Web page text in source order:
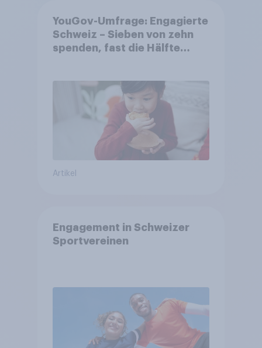
YouGov-Umfrage: Engagierte
Schweiz – Sieben von zehn
spenden, fast die Hälfte
Artikel
Engagement in Schweizer
Sportvereinen